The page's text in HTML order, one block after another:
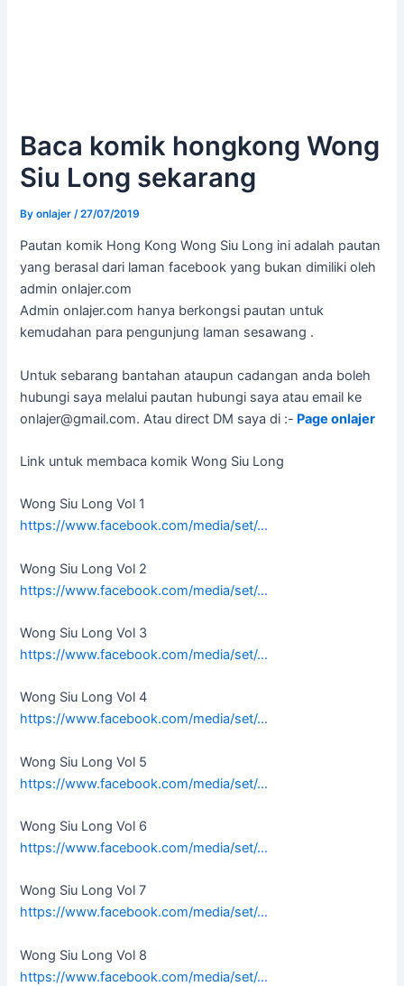
Baca komik hongkong Wong
Siu Long sekarang
Byonlajer /27/07/2019
Pautan komik Hong Kong Wong Siu Long ini adalah pautan
yang berasal dari laman facebook yang bukan dimiliki oleh
admin onlajer.com
Admin onlajer.com hanya berkongsi pautan untuk
kemudahan para pengunjung laman sesawang .
Untuk sebarang bantahan ataupun cadangan anda boleh
hubungi saya melalui pautan hubungi saya atau email ke
onlajer@gmail.com. Atau direct DM saya di :- Page onlajer
Link untuk membaca komik Wong Siu Long
Wong Siu Long Vol 1
https://www.facebook.com/media/set/…
Wong Siu Long Vol 2
https://www.facebook.com/media/set/…
Wong Siu Long Vol 3
https://www.facebook.com/media/set/…
Wong Siu Long Vol 4
https://www.facebook.com/media/set/…
Wong Siu Long Vol 5
https://www.facebook.com/media/set/…
Wong Siu Long Vol 6
https://www.facebook.com/media/set/…
Wong Siu Long Vol 7
https://www.facebook.com/media/set/…
Wong Siu Long Vol 8
https://www.facebook.com/media/set/…